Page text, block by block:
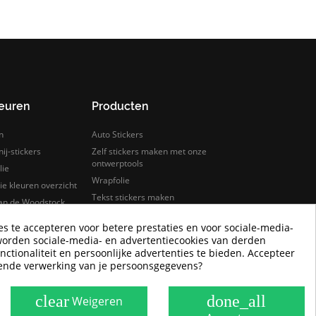
stickers
kleuren overzicht
de Woodstock
samples bestellen
Producten
Auto Stickers
Zelf stickers maken met onze
ontwerptools
Wrapfolie
Tekst stickers maken
Tegelstickers
Auto wrappen
Camper Logo Stickers
te accepteren voor betere prestaties en voor sociale-media-
sociale-media- en advertentiecookies van derden
en persoonlijke advertenties te bieden. Accepteer
verwerking van je persoonsgegevens?
clearWeigeren done_all